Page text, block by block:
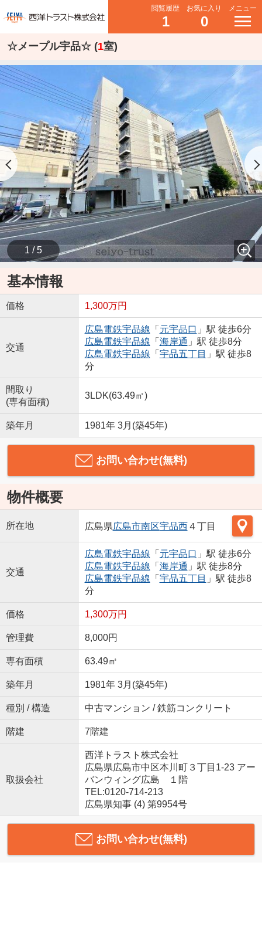
閲覧履歴
1
お気に入り
0
メニュー
☆メープル宇品☆ (1室)
1 / 5
基本情報
価格 1,300万円
交通
広島電鉄宇品線 「 元宇品口 」駅 徒歩6分
広島電鉄宇品線 「 海岸通 」駅 徒歩8分
広島電鉄宇品線 「 宇品五丁目 」駅 徒歩8
分
間取り
(専有面積)
3LDK(63.49㎡)
築年月 1981年 3月(築45年)
お問い合わせ(無料)
物件概要
所在地 広島県広島市南区宇品西４丁目
交通
広島電鉄宇品線 「 元宇品口 」駅 徒歩6分
広島電鉄宇品線 「 海岸通 」駅 徒歩8分
広島電鉄宇品線 「 宇品五丁目 」駅 徒歩8
分
価格 1,300万円
管理費 8,000円
専有面積 63.49㎡
築年月 1981年 3月(築45年)
種別 / 構造 中古マンション / 鉄筋コンクリート
階建 7階建
取扱会社
西洋トラスト株式会社
広島県広島市中区本川町３丁目1-23 アー
バンウィング広島 １階
TEL:0120-714-213
広島県知事 (4) 第9954号
お問い合わせ(無料)